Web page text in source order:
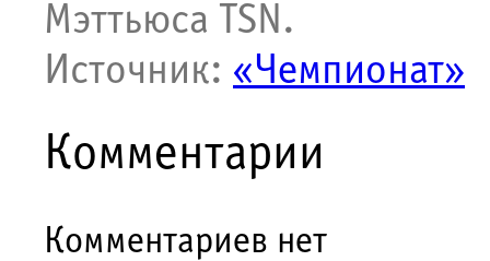
Мэттьюса TSN.
Источник: «Чемпионат»
Комментарии
Комментариев нет